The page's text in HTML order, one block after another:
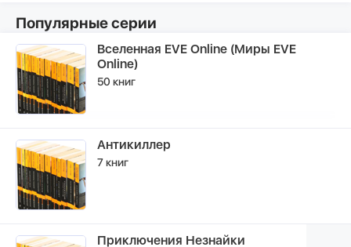
Популярные серии
Вселенная EVE Online (Миры EVE
Online)
50 книг
Антикиллер
7 книг
Приключения Незнайки